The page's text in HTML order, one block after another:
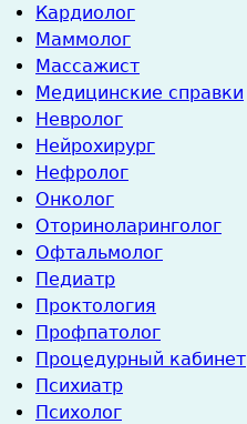
Кардиолог
Маммолог
Массажист
Медицинские справки
Невролог
Нейрохирург
Нефролог
Онколог
Оториноларинголог
Офтальмолог
Педиатр
Проктология
Профпатолог
Процедурный кабинет
Психиатр
Психолог